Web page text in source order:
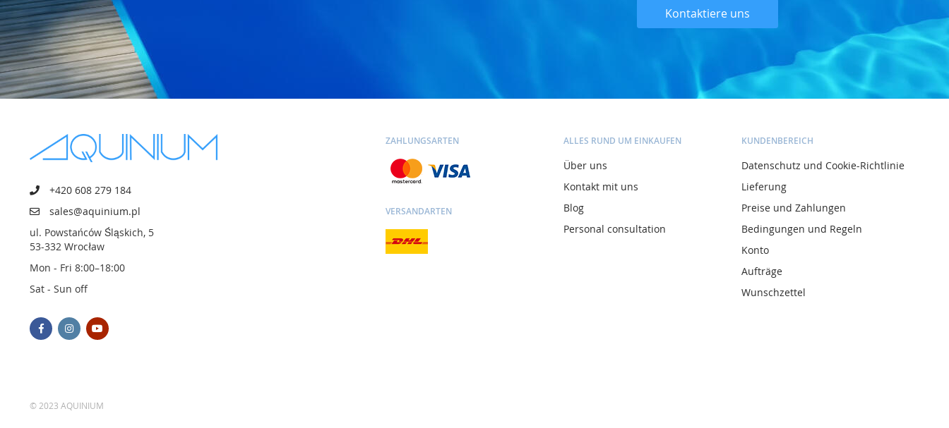
Kontaktiere uns
+420 608 279 184
sales@aquinium.pl
ul. Powstańców Śląskich, 5
53-332 Wrocław
Mon - Fri 8:00–18:00
Sat - Sun off
ZAHLUNGSARTEN
VERSANDARTEN
ALLES RUND UM EINKAUFEN
Über uns
Kontakt mit uns
Blog
Personal consultation
KUNDENBEREICH
Datenschutz und Cookie-Richtlinie
Lieferung
Preise und Zahlungen
Bedingungen und Regeln
Konto
Aufträge
Wunschzettel
© 2023 AQUINIUM